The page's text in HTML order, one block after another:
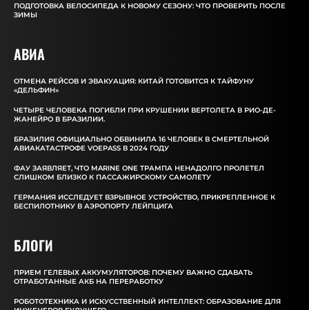
ПОДГОТОВКА ВЕЛОСИПЕДА К НОВОМУ СЕЗОНУ: ЧТО ПРОВЕРИТЬ ПОСЛЕ
ЗИМЫ
АВИА
ОТМЕНА РЕЙСОВ И ЭВАКУАЦИЯ: КИТАЙ ГОТОВИТСЯ К ТАЙФУНУ
«ДЕЛЬФИН»
ЧЕТЫРЕ ЧЕЛОВЕКА ПОГИБЛИ ПРИ КРУШЕНИИ ВЕРТОЛЕТА В РИО-ДЕ-
ЖАНЕЙРО В БРАЗИЛИИ.
БРАЗИЛИЯ ОФИЦИАЛЬНО ОБВИНИЛА 16 ЧЕЛОВЕК В СМЕРТЕЛЬНОЙ
АВИАКАТАСТРОФЕ VOEPASS В 2024 ГОДУ
ФАУ ЗАЯВЛЯЕТ, ЧТО MARINE ONE ТРАМПА НЕНАДОЛГО ПРОЛЕТЕЛ
СЛИШКОМ БЛИЗКО К ПАССАЖИРСКОМУ САМОЛЕТУ
ГЕРМАНИЯ ИССЛЕДУЕТ ВЗРЫВНОЕ УСТРОЙСТВО, ПРИКРЕПЛЕННОЕ К
БЕСПИЛОТНИКУ В АЭРОПОРТУ ЛЕЙПЦИГА
БЛОГИ
ПРИЕМ ГЕЛЕВЫХ АККУМУЛЯТОРОВ: ПОЧЕМУ ВАЖНО СДАВАТЬ
ОТРАБОТАННЫЕ АКБ НА ПЕРЕРАБОТКУ
РОБОТОТЕХНИКА И ИСКУССТВЕННЫЙ ИНТЕЛЛЕКТ: ОБРАЗОВАНИЕ ДЛЯ